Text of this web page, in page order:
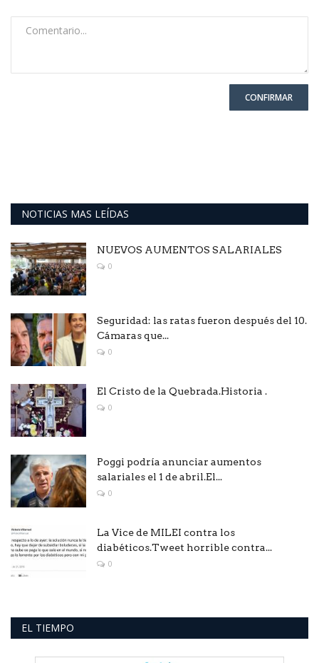
CONFIRMAR
NOTICIAS MAS LEÍDAS
NUEVOS AUMENTOS SALARIALES
0
Seguridad: las ratas fueron después del 10.
Cámaras que...
0
El Cristo de la Quebrada.Historia .
0
Poggi podría anunciar aumentos
salariales el 1 de abril.El...
0
La Vice de MILEI contra los
diabéticos.Tweet horrible contra...
0
EL TIEMPO